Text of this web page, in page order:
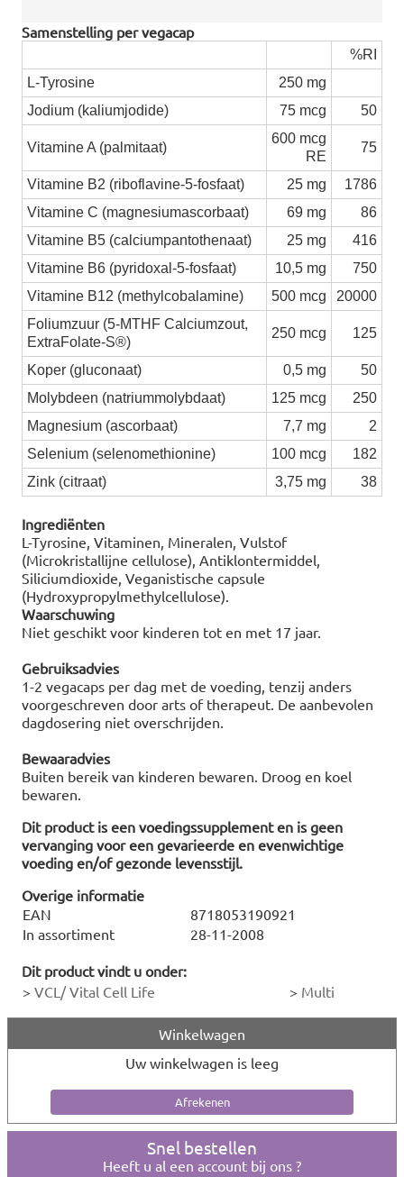
Samenstelling per vegacap
%RI
L-Tyrosine
250 mg
Jodium (kaliumjodide)
75 mcg 50
Vitamine A (palmitaat)
600 mcg
RE
75
Vitamine B2 (riboflavine-5-fosfaat) 25 mg
1786
Vitamine C (magnesiumascorbaat)
69 mg
86
Vitamine B5 (calciumpantothenaat)
25 mg
416
Vitamine B6 (pyridoxal-5-fosfaat)
10,5 mg
750
Vitamine B12 (methylcobalamine)
500 mcg
20000
Foliumzuur (5-MTHF Calciumzout,
ExtraFolate-S®)
250 mcg 125
Koper (gluconaat) 0,5 mg
50
Molybdeen (natriummolybdaat)
125 mcg
250
Magnesium (ascorbaat)
7,7 mg
2
Selenium (selenomethionine)
100 mcg
182
Zink (citraat)
3,75 mg 38
Ingrediënten
L-Tyrosine, Vitaminen, Mineralen, Vulstof
(Microkristallijne cellulose), Antiklontermiddel,
Siliciumdioxide, Veganistische capsule
(Hydroxypropylmethylcellulose).
Waarschuwing
Niet geschikt voor kinderen tot en met 17 jaar.
Gebruiksadvies
1-2 vegacaps per dag met de voeding, tenzij anders
voorgeschreven door arts of therapeut. De aanbevolen
dagdosering niet overschrijden.
Bewaaradvies
Buiten bereik van kinderen bewaren. Droog en koel
bewaren.
Dit product is een voedingssupplement en is geen
vervanging voor een gevarieerde en evenwichtige
voeding en/of gezonde levensstijl.
Overige informatie
EAN
8718053190921
In assortiment
28-11-2008
Dit product vindt u onder:
> VCL/ Vital Cell Life > Multi
Winkelwagen
Uw winkelwagen is leeg
Snel bestellen
Heeft u al een account bij ons ?